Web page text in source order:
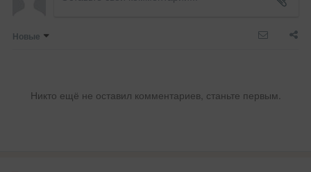
Новые
Никто ещё не оставил комментариев, станьте первым.